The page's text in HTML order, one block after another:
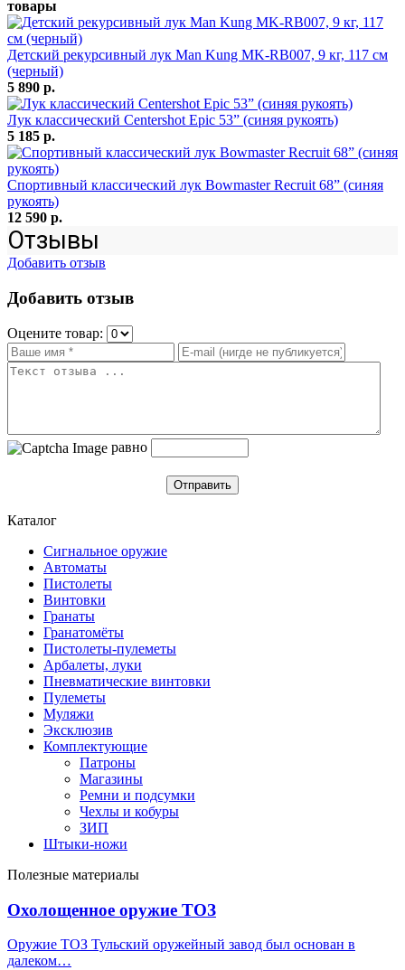
товары
Детский рекурсивный лук Man Kung MK-RB007, 9 кг, 117 см
(черный)
5 890 р.
Лук классический Centershot Epic 53” (синяя рукоять)
5 185 р.
Спортивный классический лук Bowmaster Recruit 68” (синяя
рукоять)
12 590 р.
Отзывы
Добавить отзыв
Добавить отзыв
Оцените товар:
равно
Отправить
Каталог
Сигнальное оружие
Автоматы
Пистолеты
Винтовки
Гранаты
Гранатомёты
Пистолеты-пулеметы
Арбалеты, луки
Пневматические винтовки
Пулеметы
Муляжи
Эксклюзив
Комплектующие
Патроны
Магазины
Ремни и подсумки
Чехлы и кобуры
ЗИП
Штыки-ножи
Полезные материалы
Охолощенное оружие ТОЗ
Оружие ТОЗ Тульский оружейный завод был основан в
далеком…